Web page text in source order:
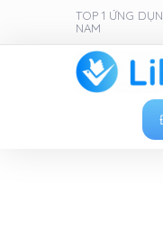
TOP 1 ỨNG
NAM